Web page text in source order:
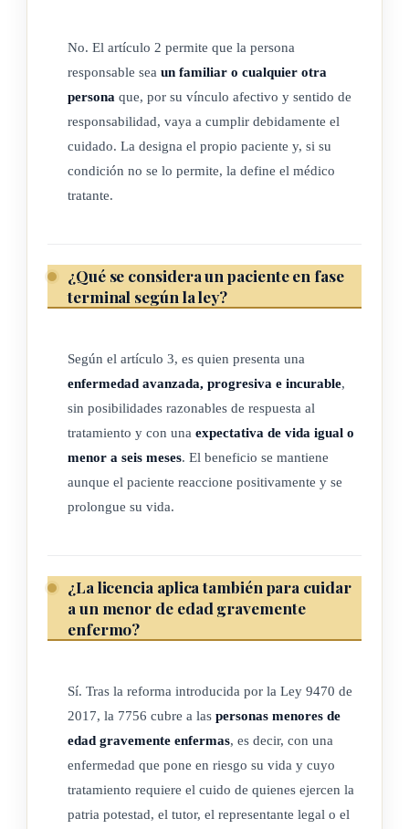
El responsable designado podrá ser un familiar o cualquier
otra persona que, por su vínculo afectivo y responsabilidad,
se estime que cumplirá en forma debida la misión que se le
encomienda, a juicio del mismo paciente, o cuando sus
condiciones no se lo permitan, a criterio del médico tratante.
Pacientes en fase terminal y personas menores
gravemente enfermas
Se considerarán en fase terminal los pacientes que presenten
una enfermedad avanzada, progresiva e incurable, que
implique la falta de posibilidades razonables de respuesta al
tratamiento específico y que su expectativa de vida sea menor
o igual a seis meses, sin perjuicio de que el paciente
reaccione positivamente al tratamiento y se extienda el plazo
de vida.
en su salud, la cual pone al paciente en riesgo de muerte,
cuyo tratamiento, a criterio del médico tratante, requiere el
estos, el familiar más cercano del enfermo para su cuidado.
(Así reformado por el artículo 2° de la Ley para garantizar el
interés superior del niño, la niña y el adolescente en el
cuidado de la persona menor de edad gravemente enferma,
N° 9470 del 22 de agosto del 2017)
No. El artículo 2 permite que la persona
responsable sea un familiar o cualquier otra
persona que, por su vínculo afectivo y sentido de
responsabilidad, vaya a cumplir debidamente el
cuidado. La designa el propio paciente y, si su
condición no se lo permite, la define el médico
tratante.
¿Qué se considera un paciente en fase
terminal según la ley?
Según el artículo 3, es quien presenta una
enfermedad avanzada, progresiva e incurable,
sin posibilidades razonables de respuesta al
tratamiento y con una expectativa de vida igual o
menor a seis meses. El beneficio se mantiene
aunque el paciente reaccione positivamente y se
prolongue su vida.
¿La licencia aplica también para cuidar
a un menor de edad gravemente
enfermo?
Sí. Tras la reforma introducida por la Ley 9470 de
2017, la 7756 cubre a las personas menores de
edad gravemente enfermas, es decir, con una
enfermedad que pone en riesgo su vida y cuyo
tratamiento requiere el cuido de quienes ejercen la
patria potestad, el tutor, el representante legal o el